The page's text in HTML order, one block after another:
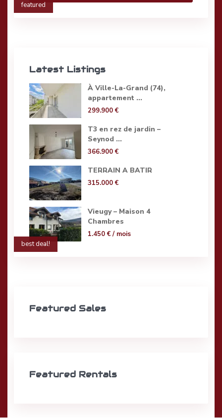
featured
Latest Listings
À Ville-La-Grand (74),
appartement ...
299.900 €
T3 en rez de jardin –
Seynod ...
366.900 €
TERRAIN A BATIR
315.000 €
Vieugy – Maison 4
Chambres
1.450 €/ mois
best deal!
Featured Sales
Featured Rentals